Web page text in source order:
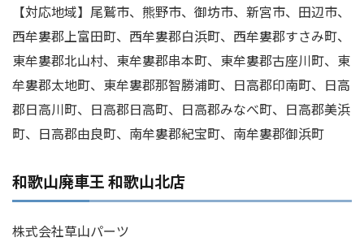
【対応地域】尾鷲市、熊野市、御坊市、新宮市、田辺市、
西牟婁郡上富田町、西牟婁郡白浜町、西牟婁郡すさみ町、
東牟婁郡北山村、東牟婁郡串本町、東牟婁郡古座川町、東
牟婁郡太地町、東牟婁郡那智勝浦町、日高郡印南町、日高
郡日高川町、日高郡日高町、日高郡みなべ町、日高郡美浜
町、日高郡由良町、南牟婁郡紀宝町、南牟婁郡御浜町
和歌山廃車王 和歌山北店
株式会社草山パーツ